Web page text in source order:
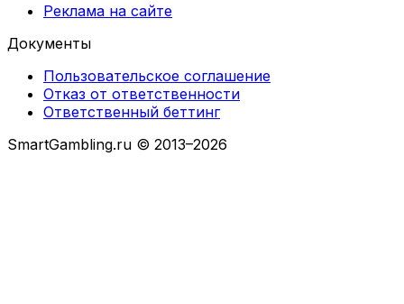
Реклама на сайте
Документы
Пользовательское соглашение
Отказ от ответственности
Ответственный беттинг
SmartGambling.ru © 2013–2026